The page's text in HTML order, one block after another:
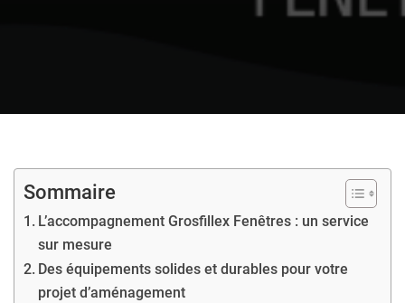
Sommaire
L’accompagnement Grosfillex Fenêtres : un service
sur mesure
Des équipements solides et durables pour votre
projet d’aménagement